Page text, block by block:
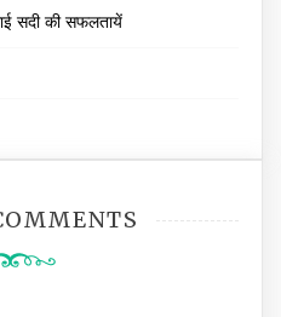
सदी की सफलतायें